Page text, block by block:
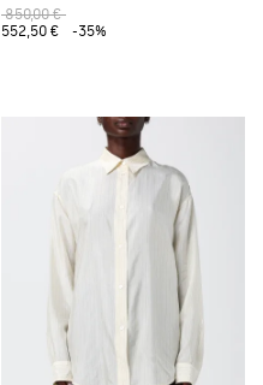
850,00 €
552,50 €
-35%